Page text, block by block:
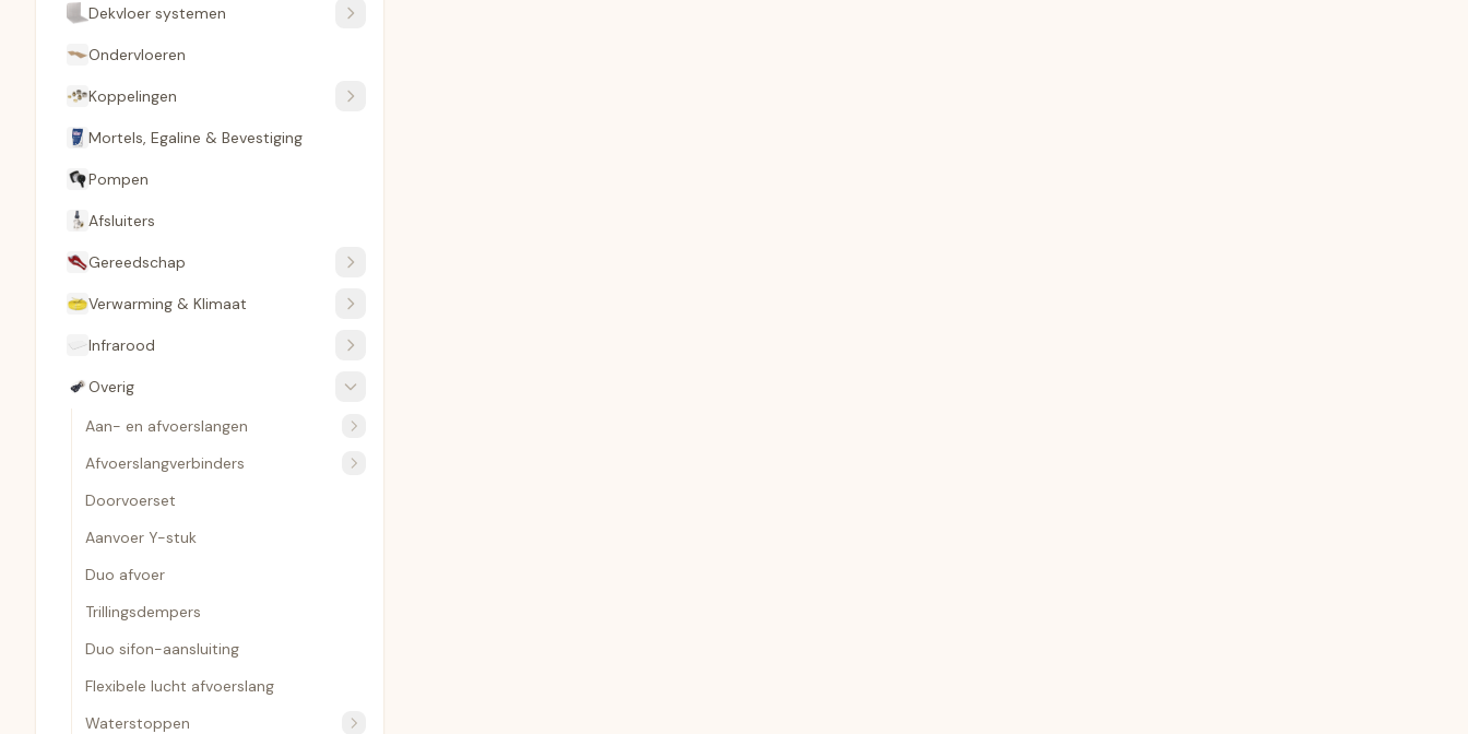
Dekvloer systemen
Ondervloeren
Koppelingen
Mortels, Egaline & Bevestiging
Pompen
Afsluiters
Gereedschap
Verwarming & Klimaat
Infrarood
Overig
Aan- en afvoerslangen
Afvoerslangverbinders
Doorvoerset
Aanvoer Y-stuk
Duo afvoer
Trillingsdempers
Duo sifon-aansluiting
Flexibele lucht afvoerslang
Waterstoppen